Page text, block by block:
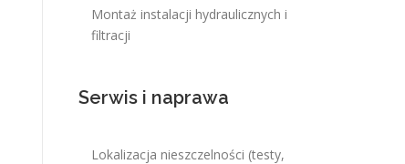
Montaż instalacji hydraulicznych i
filtracji
Serwis i naprawa
Lokalizacja nieszczelności (testy,